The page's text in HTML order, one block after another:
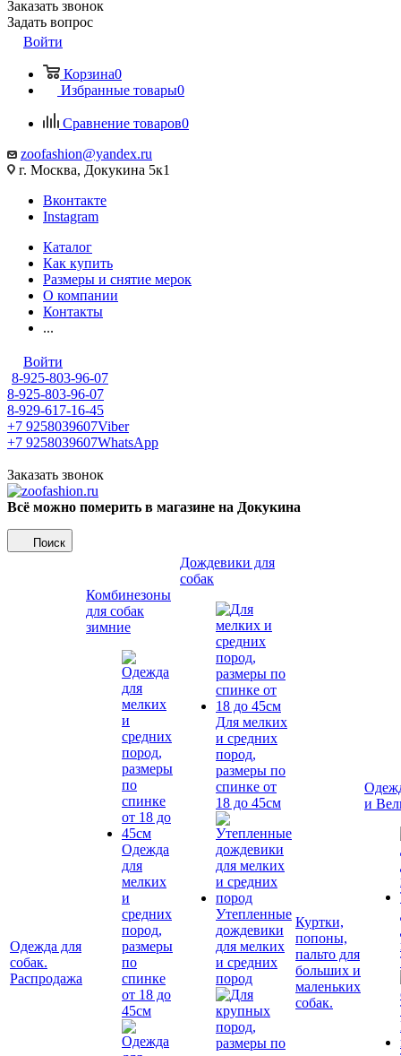
Заказать звонок
Задать вопрос
Войти
Корзина0
Избранные товары0
Сравнение товаров0
zoofashion@yandex.ru
г. Москва, Докукина 5к1
Вконтакте
Instagram
Каталог
Как купить
Размеры и снятие мерок
О компании
Контакты
...
Войти
8-925-803-96-07
8-925-803-96-07
8-929-617-16-45
+7 9258039607Viber
+7 9258039607WhatsApp
Заказать звонок
Всё можно померить в магазине на Докукина
Поиск
Одежда для
собак.
Распродажа
Комбинезоны
для собак
зимние
Одежда
для
мелких
и
средних
пород,
размеры
по
спинке
от 18 до
45см
Дождевики для
собак
Для мелких
и средних
пород,
размеры по
спинке от
18 до 45см
Утепленные
дождевики
для мелких
и средних
пород
Куртки,
попоны,
пальто для
больших и
маленьких
собак.
и